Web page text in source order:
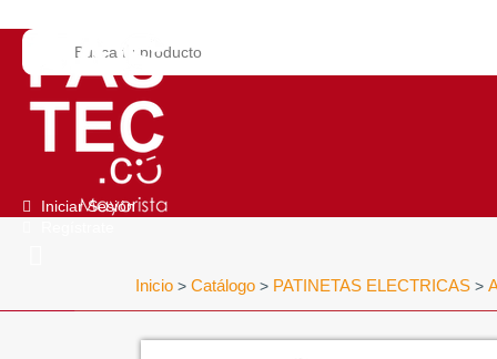
Iniciar Sesión
Inicio > Catálogo > PATINETAS ELECTRICAS >